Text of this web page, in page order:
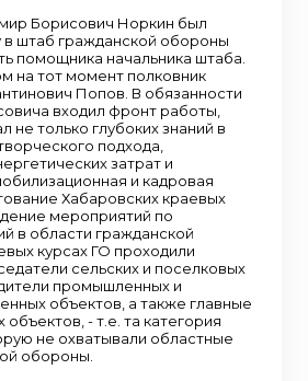
Борисович Норкин был
в штаб гражданской обороны
помощника начальника штаба.
на тот момент полковник
Попов. В обязанности
входил фронт работы,
не только глубоких знаний в
подхода,
затрат и
и кадровая
Хабаровских краевых
мероприятий по
в области гражданской
курсах ГО проходили
сельских и поселковых
промышленных и
объектов, а также главные
объектов, - т.е. та категория
не охватывали областные
обороны.